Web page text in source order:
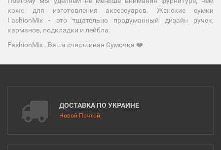
коже для изготовления аксессуаров. Женские сумки
FashionMix - это тщательно продуманный дизайн ручек,
карманов, подкладки и лейбла.
FashionMix - Ваша счастливая Сумочка ❤️
ДОСТАВКА ПО УКРАИНЕ
Новой Почтой